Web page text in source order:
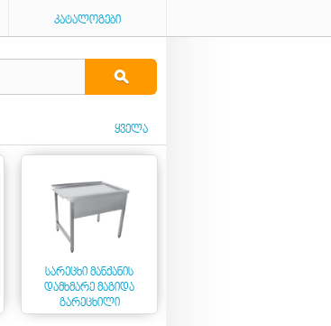
ᲙᲐᲢᲐᲚᲝᲒᲔᲑᲘ
ᲧᲕᲔᲚᲐ
ᲡᲐᲠᲔᲪᲮᲘ ᲛᲐᲜᲥᲐᲜᲘᲡ
ᲓᲐᲛᲮᲛᲐᲠᲔ ᲛᲐᲒᲘᲓᲐ
ᲒᲐᲠᲔᲪᲮᲘᲚᲘ
ᲭᲣᲠᲭᲚᲘᲡᲗᲕᲘᲡ